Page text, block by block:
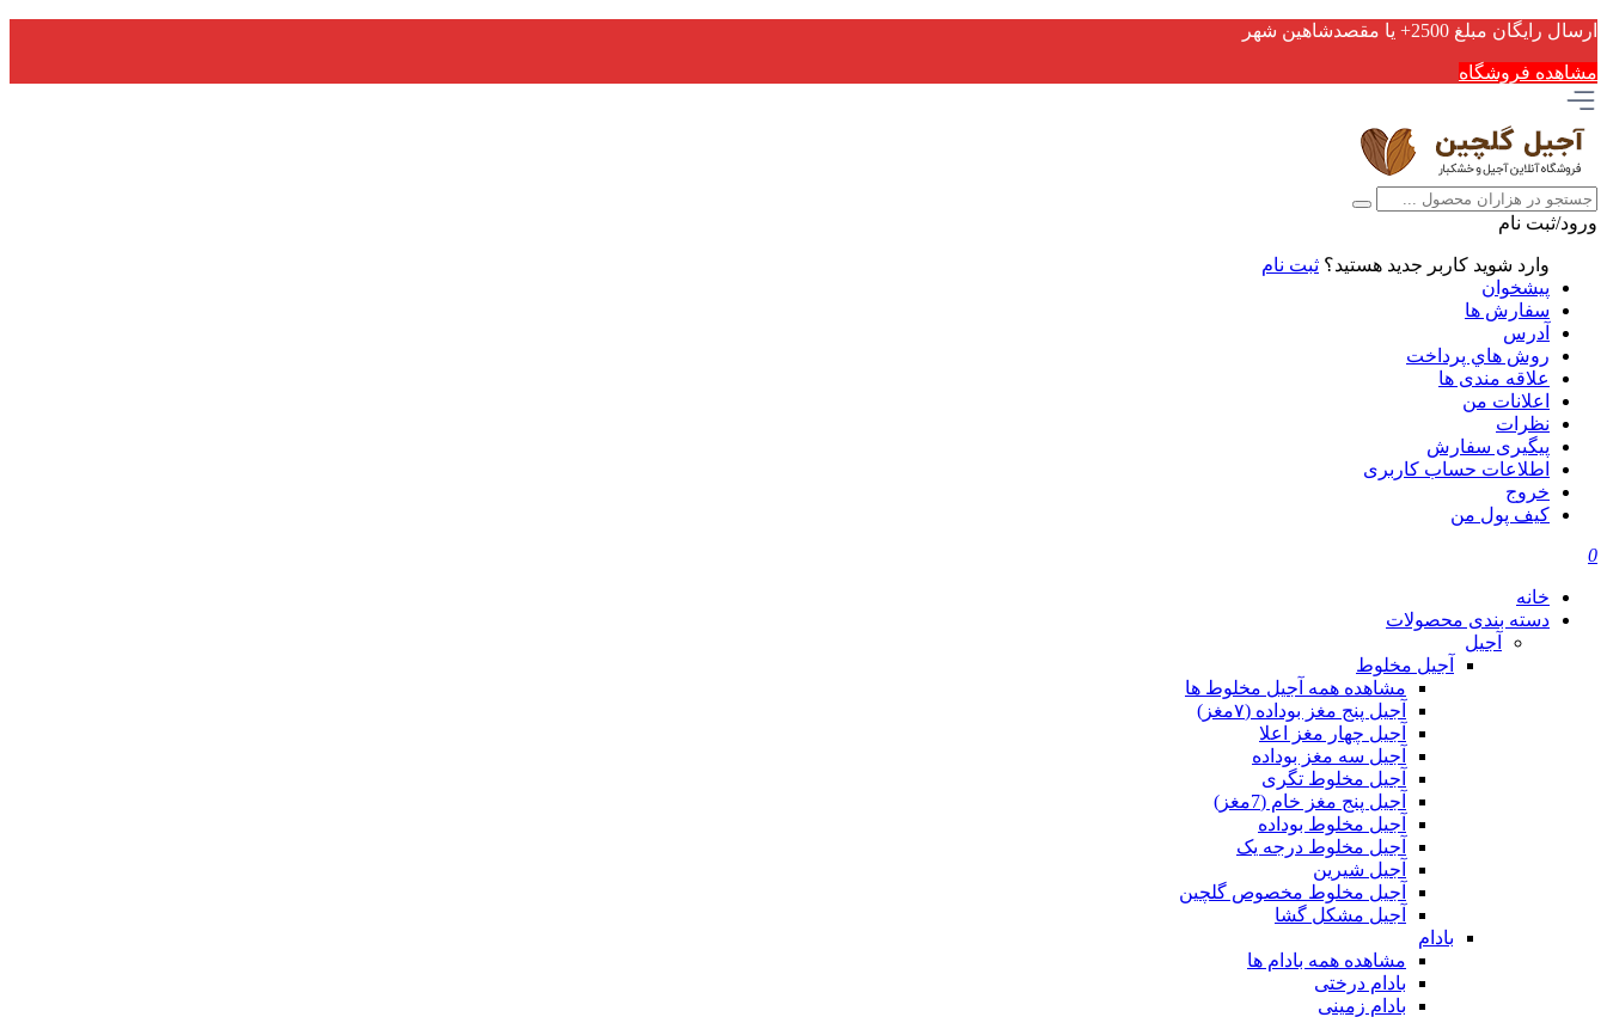
ارسال رایگان مبلغ 2500+ یا مقصدشاهین شهر
مشاهده فروشگاه
ورود/ثبت نام
وارد شوید کاربر جدید هستید؟ ثبت نام
پیشخوان
سفارش ها
آدرس
روش هاي پرداخت
علاقه مندی ها
اعلانات من
نظرات
پیگیری سفارش
اطلاعات حساب كاربری
خروج
کیف پول من
0
خانه
دسته بندی محصولات
آجیل
آجیل مخلوط
مشاهده همه آجیل مخلوط ها
آجیل پنج مغز بوداده (۷مغز)
آجیل چهار مغز اعلا
آجیل سه مغز بوداده
آجیل مخلوط تگری
آجیل پنج مغز خام (7مغز)
آجیل مخلوط بوداده
آجیل مخلوط درجه یک
آجیل شیرین
آجیل مخلوط مخصوص گلچین
آجیل مشکل گشا
بادام
مشاهده همه بادام ها
بادام درختی
بادام زمینی